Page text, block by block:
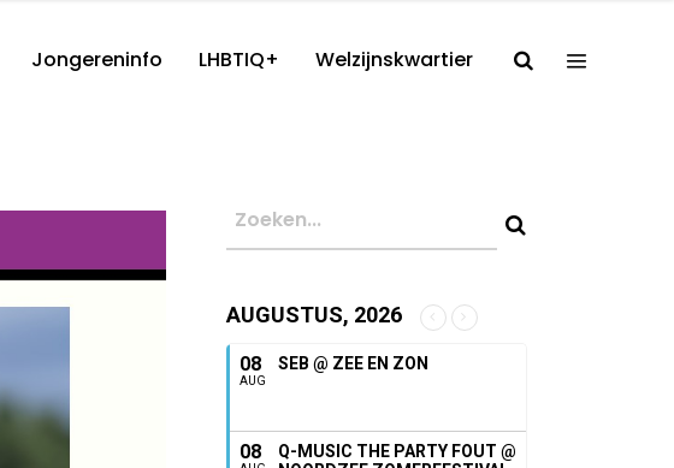
Jongereninfo LHBTIQ+ Welzijnskwartier
AUGUSTUS, 2026
08
AUG
SEB @ ZEE EN ZON
08
Q-MUSIC THE PARTY FOUT @